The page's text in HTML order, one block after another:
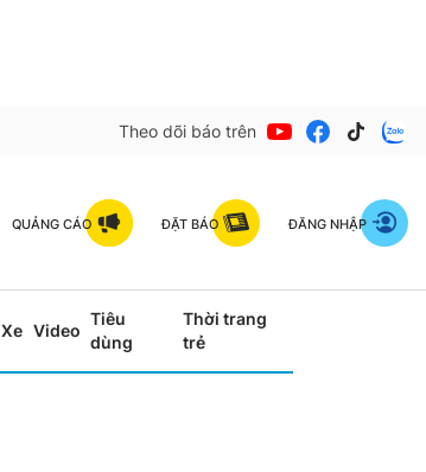
Theo dõi báo trên
QUẢNG CÁO ĐẶT BÁO ĐĂNG NHẬP
Xe Video
Tiêu
dùng
Thời trang
trẻ